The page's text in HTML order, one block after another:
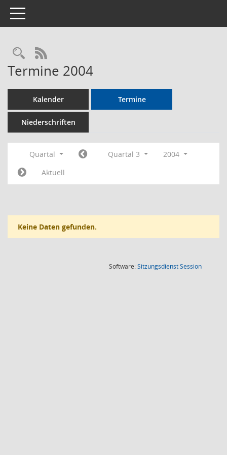
Toggle navigation
Rechercheauswahl
RSS-Feed
Termine 2004
Kalender Termine
Niederschriften
Quartal Quartal 3
2004
Aktuell
Keine Daten gefunden.
Software:SitzungsdienstSession(Wird in